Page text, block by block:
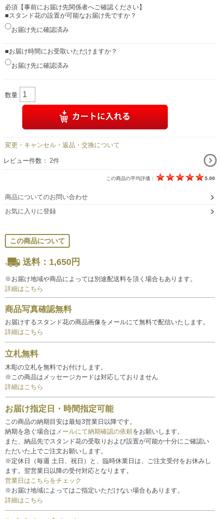
必須【事前にお届け先関係者へご確認ください】
■スタンド花の設置が可能なお届け先ですか？
お届け先に確認済み
■お届け時間にお受取いただけますか？
お届け先に確認済み
数量
変更・キャンセル・返品・交換について
レビュー件数： 2件
この商品の平均評価： 5.00
商品についてのお問い合わせ
お気に入りに登録
この商品について
送料：1,650円
※お届け地域や商品によっては別途配送料を頂く場合もあります。
詳細はこちら
商品写真確認無料
お届けするスタンド花の商品画像をメールにて無料で配信いたします。
詳細はこちら
立札無料
木彫の立札を無料でお付けします。
※この商品はメッセージカードは対応しておりません
詳細はこちら
お届け指定日・時間指定可能
この商品の納期目安は最短3営業日以降です。
納期を急ぐ場合は メールにて納期確認の依頼をお願いします。
また、納品先でスタンド花の受取りおよび設置が可能か十分にご確認い
ただいた上でご注文お願いします。
※定休日（毎週 土日、祝日）と、臨時休業日は、ご注文受付をお休みし
ます。翌営業日以降の受付対応となります。
営業日はこちらをチェック
※お届け地域によってはご指定いただけない場合もあります。
詳細はこちら